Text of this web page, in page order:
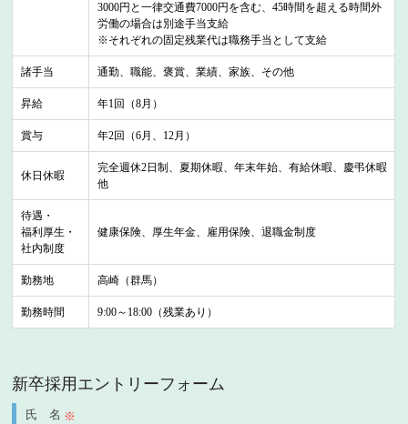
3000円と一律交通費7000円を含む、45時間を超える時間外
労働の場合は別途手当支給
※それぞれの固定残業代は職務手当として支給
諸手当 通勤、職能、褒賞、業績、家族、その他
昇給 年1回（8月）
賞与 年2回（6月、12月）
休日休暇
完全週休2日制、夏期休暇、年末年始、有給休暇、慶弔休暇
他
待遇・
福利厚生・
社内制度
健康保険、厚生年金、雇用保険、退職金制度
勤務地 高崎（群馬）
勤務時間 9:00～18:00（残業あり）
新卒採用エントリーフォーム
氏 名 ※